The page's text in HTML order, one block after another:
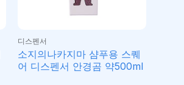
디스펜서
소지의나카지마 샴푸용 스퀘
어 디스펜서 안경곰 약500ml